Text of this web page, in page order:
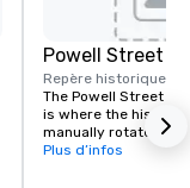
Powell Street
Repère historique
The Powell Street
is where the historic
manually rotated to
Located at Powell
Plus d’infos